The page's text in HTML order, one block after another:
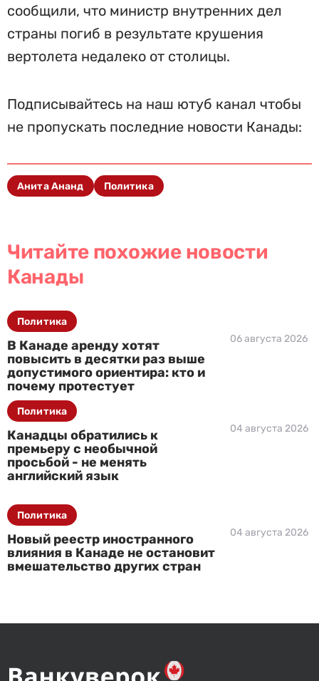
сообщили, что министр внутренних дел
страны погиб в результате крушения
вертолета недалеко от столицы.
Подписывайтесь на наш ютуб канал чтобы
не пропускать последние новости Канады:
Анита Ананд Политика
Читайте похожие новости
Канады
В Канаде аренду хотят
повысить в десятки раз выше
допустимого ориентира: кто и
почему протестует
06 августа 2026
Политика
Канадцы обратились к
премьеру с необычной
просьбой - не менять
английский язык
04 августа 2026
Политика
Новый реестр иностранного
влияния в Канаде не остановит
вмешательство других стран
04 августа 2026
Политика